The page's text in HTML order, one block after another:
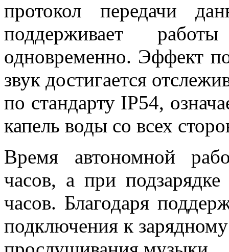
протокол передачи
поддерживает
одновременно. Эффект
звук достигается
по стандарту IP54,
капель воды со всех
Время автономной
часов, а при
часов. Благодаря
подключения к